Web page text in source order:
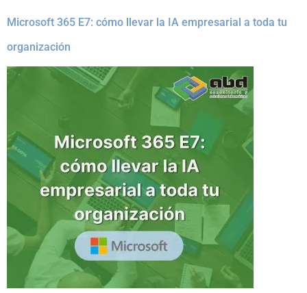
Microsoft 365 E7: cómo llevar la IA empresarial a toda tu
organización